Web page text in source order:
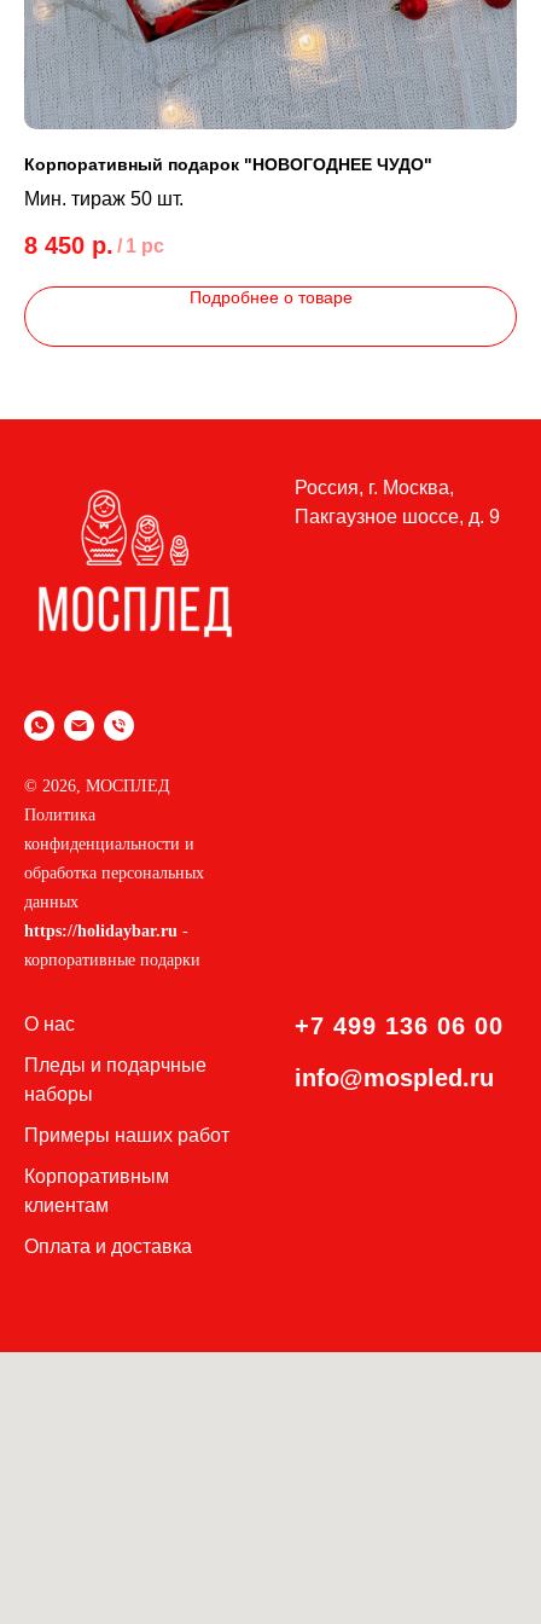
Корпоративный подарок "НОВОГОДНЕЕ ЧУДО"
Мин. тираж 50 шт.
8 450 р. / 1 pc
Подробнее о товаре
© 2026, МОСПЛЕД
Политика
конфиденциальности и
обработка персональных
данных
https://holidaybar.ru -
корпоративные подарки
Россия, г. Москва,
Пакгаузное шоссе, д. 9
О нас
Пледы и подарчные
наборы
П римеры наших работ
Корпоративным
клиентам
Оплата и доставка
+7 499 136 06 00
info@mospled.ru